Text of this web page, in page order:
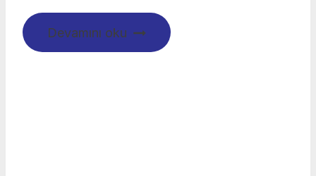
Devamını oku